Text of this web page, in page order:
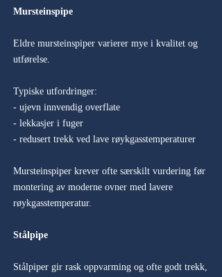
Mursteinspipe
Eldre mursteinspiper varierer mye i kvalitet og
utførelse.
Typiske utfordringer:
- ujevn innvendig overflate
- lekkasjer i fuger
- redusert trekk ved lave røykgasstemperaturer
Mursteinspiper krever ofte særskilt vurdering før
montering av moderne ovner med lavere
røykgasstemperatur.
Stålpipe
Stålpiper gir rask oppvarming og ofte godt trekk,